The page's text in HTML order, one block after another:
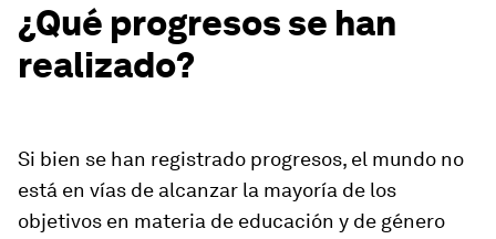
¿Qué progresos se han
realizado?
Si bien se han registrado progresos, el mundo no
está en vías de alcanzar la mayoría de los
objetivos en materia de educación y de género